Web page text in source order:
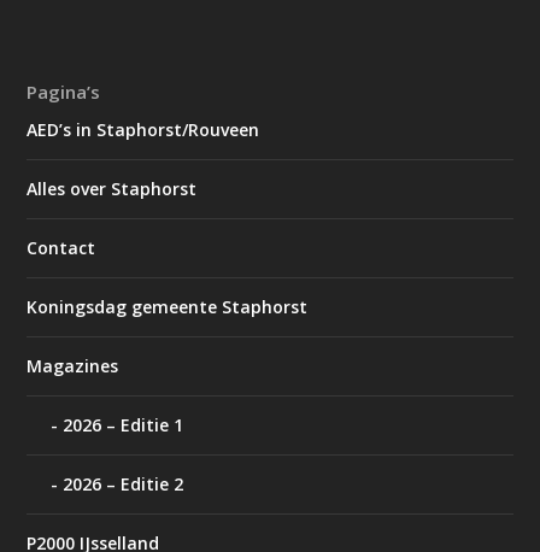
Pagina’s
AED’s in Staphorst/Rouveen
Alles over Staphorst
Contact
Koningsdag gemeente Staphorst
Magazines
2026 – Editie 1
2026 – Editie 2
P2000 IJsselland